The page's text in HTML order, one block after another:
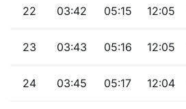
22 03:42 05:15 12:05
23 03:43 05:16 12:05
24 03:45 05:17 12:04